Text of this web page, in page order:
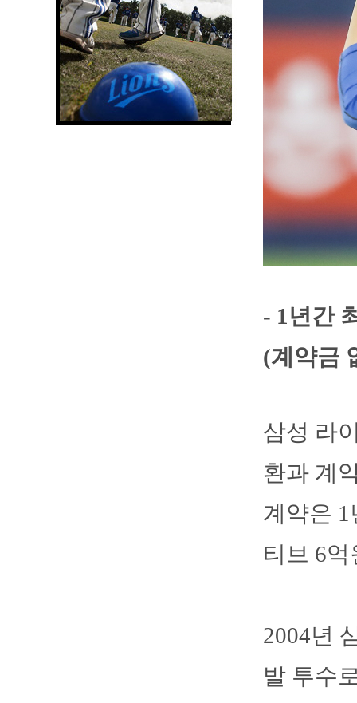
- 1년간
(계약금
삼성 라
환과 계
계약은 1
티브 6
2004년
발 투수